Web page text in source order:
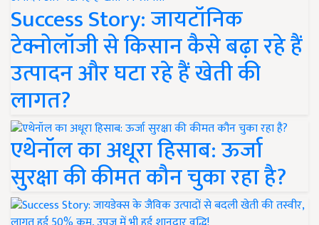
Success Story: जायटॉनिक
टेक्नोलॉजी से किसान कैसे बढ़ा रहे हैं
उत्पादन और घटा रहे हैं खेती की
लागत?
एथेनॉल का अधूरा हिसाब: ऊर्जा
सुरक्षा की कीमत कौन चुका रहा है?